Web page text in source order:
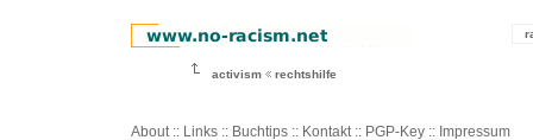
activism rechtshilfe
About :: Links :: Buchtips :: Kontakt :: PGP-Key :: Impressum